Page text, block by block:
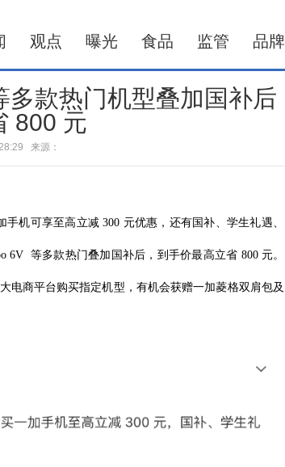
观点 曝光 食品 监管 品牌
款热门机型叠加国补后
800 元
来源：
机可享至高立减 300 元优惠，还有国补、学生礼遇、
6V 等多款热门叠加国补后，到手价最高立省 800 元。
电商平台购买指定机型，有机会获赠一加菱格双肩包及